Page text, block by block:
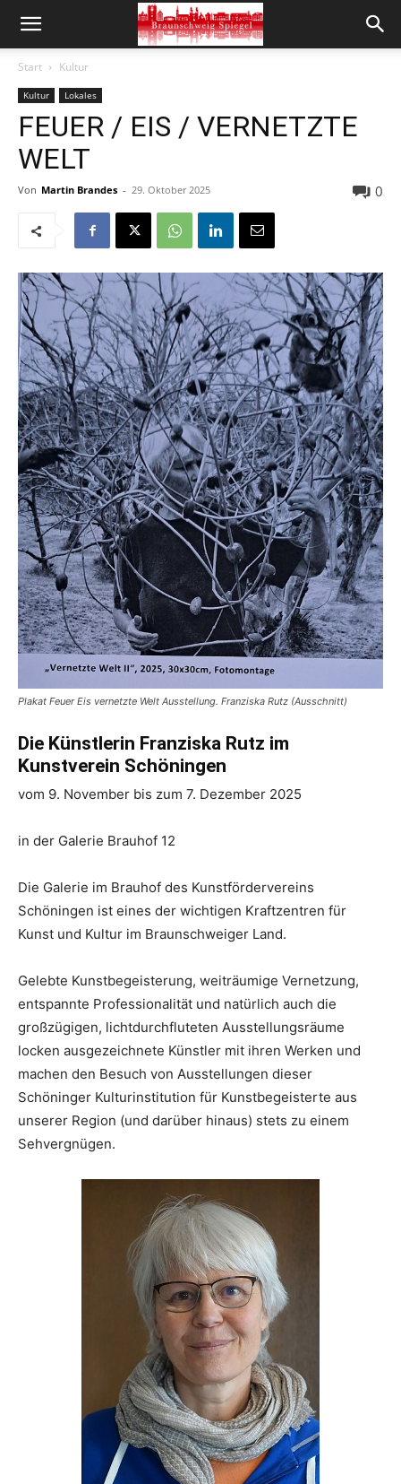
Start Kultur
Kultur Lokales
FEUER / EIS / VERNETZTE
WELT
Von Martin Brandes - 29. Oktober 2025 0
Plakat Feuer Eis vernetzte Welt Ausstellung. Franziska Rutz (Ausschnitt)
Die Künstlerin Franziska Rutz im
Kunstverein Schöningen
vom 9. November bis zum 7. Dezember 2025
in der Galerie Brauhof 12
Die Galerie im Brauhof des Kunstfördervereins
Schöningen ist eines der wichtigen Kraftzentren für
Kunst und Kultur im Braunschweiger Land.
Gelebte Kunstbegeisterung, weiträumige Vernetzung,
entspannte Professionalität und natürlich auch die
großzügigen, lichtdurchfluteten Ausstellungsräume
locken ausgezeichnete Künstler mit ihren Werken und
machen den Besuch von Ausstellungen dieser
Schöninger Kulturinstitution für Kunstbegeisterte aus
unserer Region (und darüber hinaus) stets zu einem
Sehvergnügen.